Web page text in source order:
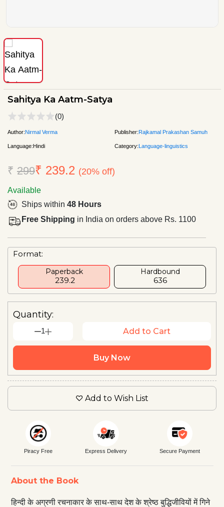
Sahitya Ka Aatm-Satya
(0)
Author:Nirmal Verma Publisher:Rajkamal Prakashan Samuh
Language:Hindi Category:Language-linguistics
₹ 299₹ 239.2 (20% off)
Available
Ships within 48 Hours
Free Shipping in India on orders above Rs. 1100
Format:
Paperback
₹ 239.2
Hardbound
₹636
Quantity:
1 Add to Cart
Buy Now
Add to Wish List
Piracy Free Express Delivery Secure Payment
About the Book
हिन्दी के अग्रणी रचनाकार के साथ-साथ देश के श्रेष्ठ बुद्धिजीवियों में गिने